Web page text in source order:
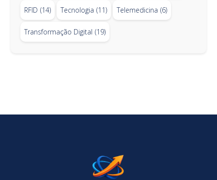
RFID (14) Tecnologia (11) Telemedicina (6)
Transformação Digital (19)